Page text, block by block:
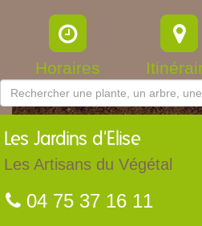
Horaires
Les Jardins d'Elise
Les Artisans du Végétal
04 75 37 16 11